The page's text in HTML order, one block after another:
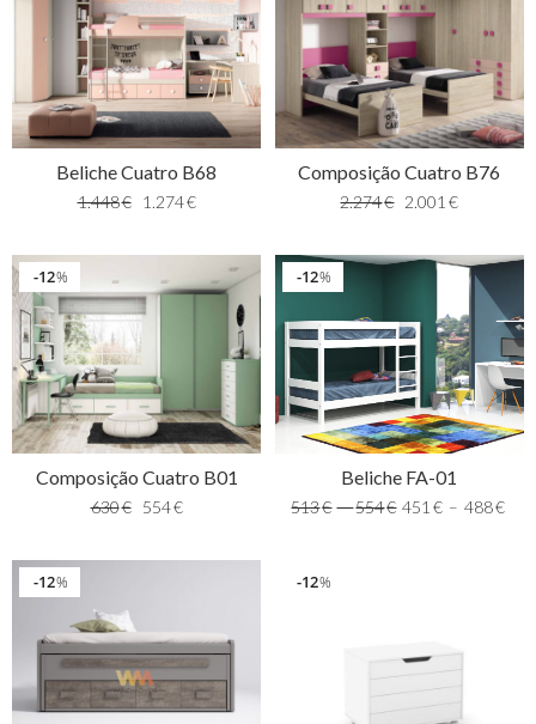
Beliche Cuatro B68
1.448€ 1.274€
Composição Cuatro B76
2.274€ 2.001 €
%
12
Composição Cuatro B01
630€ 554€
%
12
Beliche FA-01
513€ –554€ 451 € – 488€
%
12 %
12